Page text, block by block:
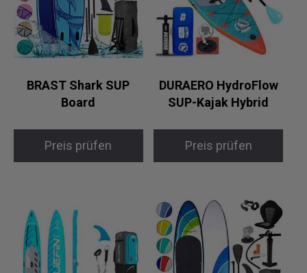
BRAST Shark SUP
Board
Preis prüfen
DURAERO HydroFlow
SUP-Kajak Hybrid
Preis prüfen